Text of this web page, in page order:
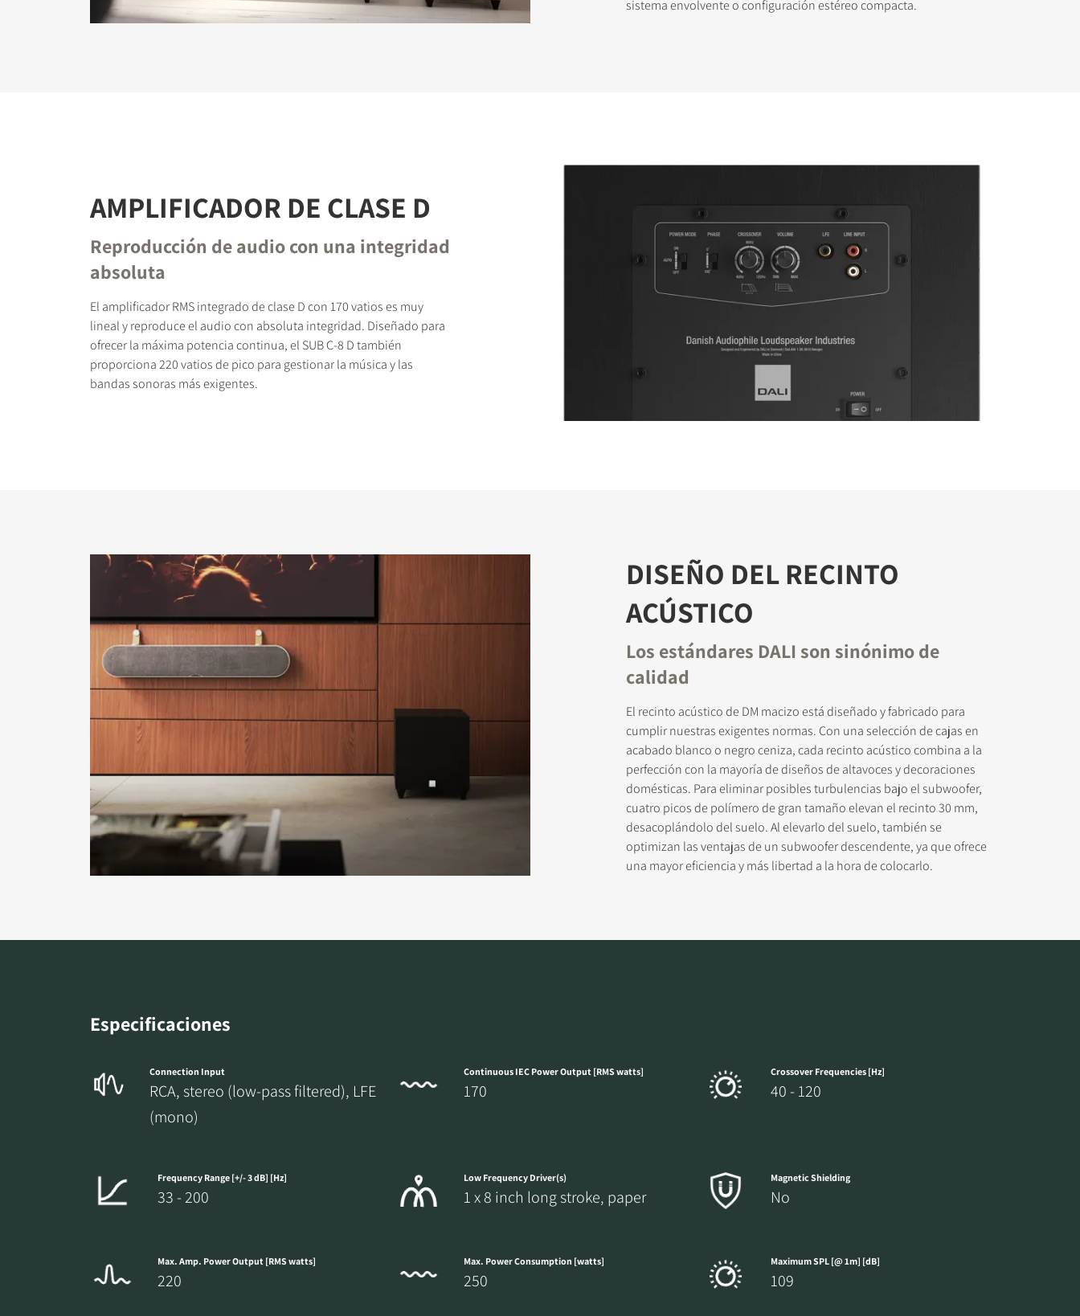
sistema envolvente o configuración estéreo compacta.
AMPLIFICADOR DE CLASE D
Reproducción de audio con una integridad
absoluta
El amplificador RMS integrado de clase D con 170 vatios es muy
lineal y reproduce el audio con absoluta integridad. Diseñado para
ofrecer la máxima potencia continua, el SUB C-8 D también
proporciona 220 vatios de pico para gestionar la música y las
bandas sonoras más exigentes.
DISEÑO DEL RECINTO
ACÚSTICO
Los estándares DALI son sinónimo de
calidad
El recinto acústico de DM macizo está diseñado y fabricado para
cumplir nuestras exigentes normas. Con una selección de cajas en
acabado blanco o negro ceniza, cada recinto acústico combina a la
perfección con la mayoría de diseños de altavoces y decoraciones
domésticas. Para eliminar posibles turbulencias bajo el subwoofer,
cuatro picos de polímero de gran tamaño elevan el recinto 30 mm,
desacoplándolo del suelo. Al elevarlo del suelo, también se
optimizan las ventajas de un subwoofer descendente, ya que ofrece
una mayor eficiencia y más libertad a la hora de colocarlo.
Especificaciones
Connection Input
RCA, stereo (low-pass filtered), LFE
(mono)
Continuous IEC Power Output [RMS watts]
170
Crossover Frequencies [Hz]
40 - 120
Frequency Range [+/- 3 dB] [Hz]
33 - 200
Low Frequency Driver(s)
1 x 8 inch long stroke, paper
Magnetic Shielding
No
Max. Amp. Power Output [RMS watts]
220
Max. Power Consumption [watts]
250
Maximum SPL [@ 1m] [dB]
109
bloqueados de nuestra web.